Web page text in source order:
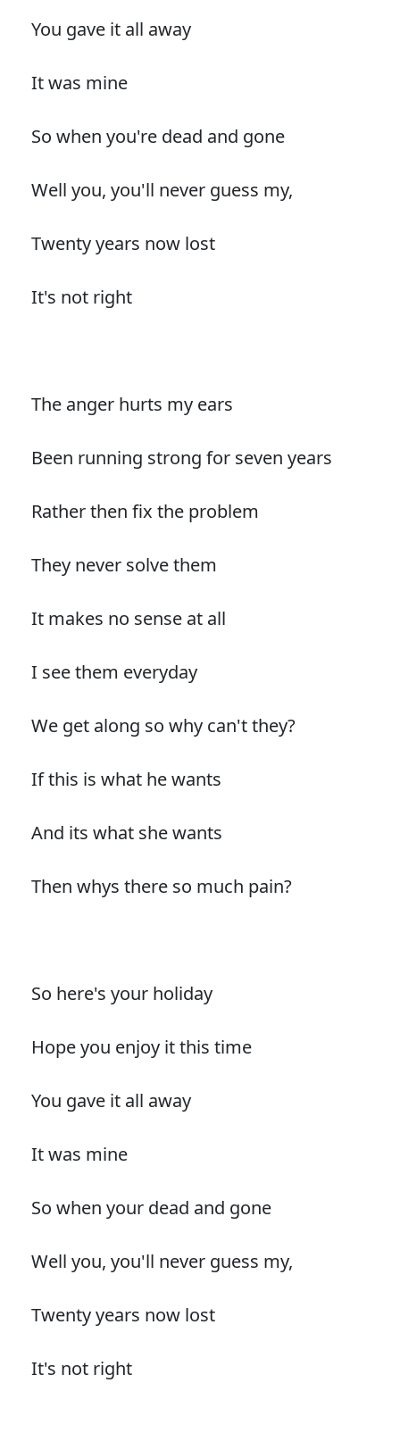
You gave it all away
It was mine
So when you're dead and gone
Well you, you'll never guess my,
Twenty years now lost
It's not right
The anger hurts my ears
Been running strong for seven years
Rather then fix the problem
They never solve them
It makes no sense at all
I see them everyday
We get along so why can't they?
If this is what he wants
And its what she wants
Then whys there so much pain?
So here's your holiday
Hope you enjoy it this time
You gave it all away
It was mine
So when your dead and gone
Well you, you'll never guess my,
Twenty years now lost
It's not right